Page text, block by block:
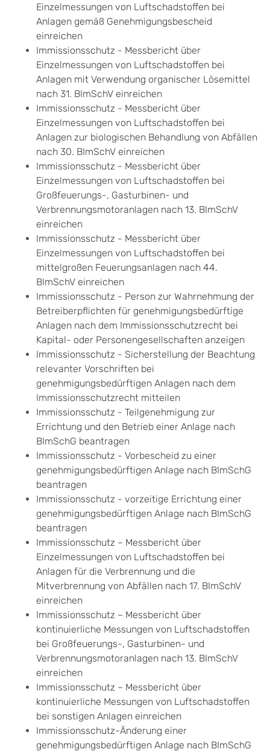
Einzelmessungen von Luftschadstoffen bei
Anlagen gemäß Genehmigungsbescheid
einreichen
Immissionsschutz - Messbericht über
Einzelmessungen von Luftschadstoffen bei
Anlagen mit Verwendung organischer Lösemittel
nach 31. BImSchV einreichen
Immissionsschutz - Messbericht über
Einzelmessungen von Luftschadstoffen bei
Anlagen zur biologischen Behandlung von Abfällen
nach 30. BImSchV einreichen
Immissionsschutz - Messbericht über
Einzelmessungen von Luftschadstoffen bei
Großfeuerungs-, Gasturbinen- und
Verbrennungsmotoranlagen nach 13. BImSchV
einreichen
Immissionsschutz - Messbericht über
Einzelmessungen von Luftschadstoffen bei
mittelgroßen Feuerungsanlagen nach 44.
BImSchV einreichen
Immissionsschutz - Person zur Wahrnehmung der
Betreiberpflichten für genehmigungsbedürftige
Anlagen nach dem Immissionsschutzrecht bei
Kapital- oder Personengesellschaften anzeigen
Immissionsschutz - Sicherstellung der Beachtung
relevanter Vorschriften bei
genehmigungsbedürftigen Anlagen nach dem
Immissionsschutzrecht mitteilen
Immissionsschutz - Teilgenehmigung zur
Errichtung und den Betrieb einer Anlage nach
BImSchG beantragen
Immissionsschutz - Vorbescheid zu einer
genehmigungsbedürftigen Anlage nach BImSchG
beantragen
Immissionsschutz - vorzeitige Errichtung einer
genehmigungsbedürftigen Anlage nach BImSchG
beantragen
Immissionsschutz – Messbericht über
Einzelmessungen von Luftschadstoffen bei
Anlagen für die Verbrennung und die
Mitverbrennung von Abfällen nach 17. BImSchV
einreichen
Immissionsschutz – Messbericht über
kontinuierliche Messungen von Luftschadstoffen
bei Großfeuerungs-, Gasturbinen- und
Verbrennungsmotoranlagen nach 13. BImSchV
einreichen
Immissionsschutz – Messbericht über
kontinuierliche Messungen von Luftschadstoffen
bei sonstigen Anlagen einreichen
Immissionsschutz-Änderung einer
genehmigungsbedürftigen Anlage nach BImSchG